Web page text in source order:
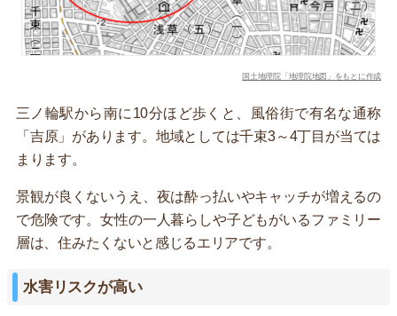
国土地理院「地理院地図」をもとに作成
三ノ輪駅から南に10分ほど歩くと、風俗街で有名な通称
「吉原」があります。地域としては千束3～4丁目が当ては
まります。
景観が良くないうえ、夜は酔っ払いやキャッチが増えるの
で危険です。女性の一人暮らしや子どもがいるファミリー
層は、住みたくないと感じるエリアです。
水害リスクが高い